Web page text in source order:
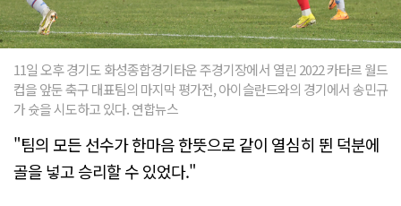
11일 오후 경기도 화성종합경기타운 주경기장에서 열린 2022 카타르 월드
컵을 앞둔 축구 대표팀의 마지막 평가전, 아이슬란드와의 경기에서 송민규
가 슛을 시도하고 있다. 연합뉴스
"팀의 모든 선수가 한마음 한뜻으로 같이 열심히 뛴 덕분에
골을 넣고 승리할 수 있었다."